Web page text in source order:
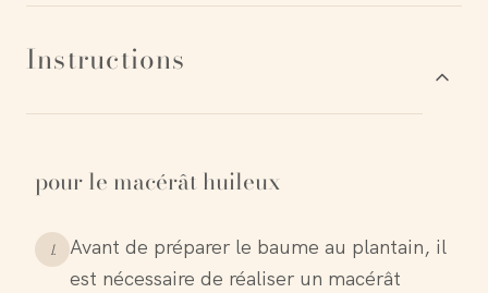
Instructions
pour le macérât huileux
1.
Avant de préparer le baume au plantain, il
est nécessaire de réaliser un macérât